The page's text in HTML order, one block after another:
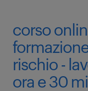
corso
rischio -
ora e 30